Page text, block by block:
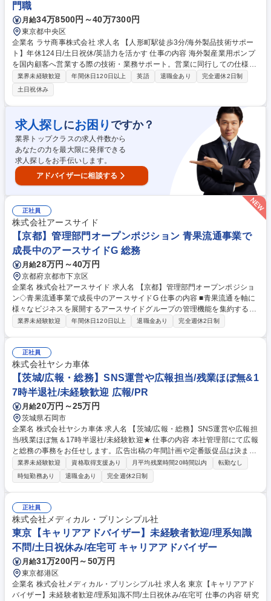
門職
月給34万8500円～40万7300円
東京都中央区
企業名 ラサ商事株式会社 求人名 【人形町駅徒歩3分/海外製品技術サポー
ト】年休124日/土日祝休/英語力を活かす 仕事の内容 海外製産業用ポンプ
を国内顧客へ営業する際の技術・業務サポート。営業に同行しての仕様ヒ
アリングや製品選定支援から、海外メーカーとの英語による見積・クレー
ム折衝、受注後の工程管理まで幅広く担当します。 【詳細】顧客ニーズに
応じた製品選定・仕様算定を行い、海外メーカーへの見積依頼や価格交渉
等を英語で実施。これらを基に原価計算・予算策定を行い営業担当者へ提
示します。また、営業担当者と国内顧客へ訪問し、製品PRや技術提案等
の営業フォローを行うほか、受注後の輸送・工程管理や遅延調整、不具合
時の海外対応も行います。月1～2回の国内出張（1～2日程度）や、数年
に一度の欧州出張（海外メーカー訪問等）があります。 募集職種 【人形
町駅徒歩3分/海外製品技術サポート】年休124日/土日祝休/英語力を活かす
業界未経験歓迎 年間休日120日以上 英語 退職金あり
完全週休2日制
土日祝休み
求人探しにお困り ですか？
業界トップクラスの求人件数から
あなたの力を最大限に発揮できる
求人探しをお手伝いします。
アドバイザーに相談する
正社員
株式会社アースサイド
【京都】管理部門オープンポジション 青果流通事業で
成長中のアースサイドG 総務
月給28万円～40万円
京都府京都市下京区
企業名 株式会社アースサイド 求人名 【京都】管理部門オープンポジショ
ン◇青果流通事業で成長中のアースサイドG 仕事の内容 ■青果流通を軸に
様々なビジネスを展開するアースサイドグループの管理機能を集約する当
社における、総務部門のスタッフを募集します。職務を限定した募集では
務：勤怠管理・給与関連データ管理、各種保険や行政関連の手続き、安全
衛生管理、社内問い合わせ対応など - 総務：オフィス管理、備品管理、契
約書管理、リース管理、ベンダー折衝、社内イベント運営など ※グループ
会社連携や業務効率化推進は全領域 募集職種 【京都】管理部門オープン
ポジション◇青果流通事業で成長中のアースサイドG
業界未経験歓迎 年間休日120日以上 退職金あり 完全週休2日制
正社員
株式会社ヤシカ車体
【茨城/広報・総務】SNS運営や広報担当/残業ほぼ無&1
7時半退社/未経験歓迎 広報/PR
月給20万円～25万円
茨城県石岡市
企業名 株式会社ヤシカ車体 求人名 【茨城/広報・総務】SNS運営や広報担
当/残業ほぼ無＆17時半退社/未経験歓迎★ 仕事の内容 本社管理部にて広報
と総務の事務をお任せします。広告出稿の年間計画や定番販促品は決まっ
ており、広告代理店など外部業者との窓口業務が中心。個々の負担は軽
く、無理なくこなせるオフィスワークです。 ■広報：広告代理店との連携
（クスっと笑えるラジオCMやイベント出展対応/ジャパントラックショー
等）、SNS運営（Instagram・Xを担当チームで投稿）、販促品発注■総
務・人事：社用車管理、入退社手続きの書類確認（月1名程度）、採用サ
ポート（エージェント対応）、外国人実習生の管理社対応、グループウェ
ア（LINE WORKS等）アカウント管理★0からの企画はなく、周囲の先輩
に相談もできる風通しの良い環境です。 募集職種 【茨城/広報・総務】SN
S運営や広報担当/残業ほぼ無＆17時半退社/未経験歓迎★
業界未経験歓迎 資格取得支援あり 月平均残業時間20時間以内
転勤なし
時短勤務あり
退職金あり 完全週休2日制
正社員
株式会社メディカル・プリンシプル社
東京【キャリアアドバイザー】未経験者歓迎/理系知識
不問/土日祝休み/在宅可 キャリアアドバイザー
月給31万200円～50万円
東京都港区
企業名 株式会社メディカル・プリンシプル社 求人名 東京【キャリアアド
バイザー】未経験者歓迎/理系知識不問/土日祝休み/在宅可 仕事の内容 研究